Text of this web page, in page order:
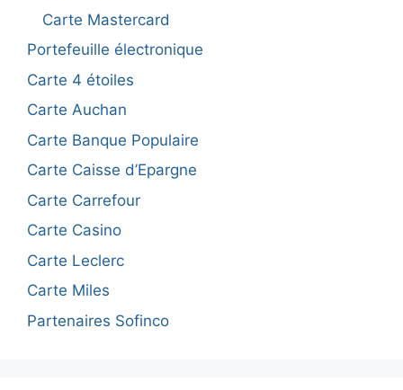
Carte Mastercard
Portefeuille électronique
Carte 4 étoiles
Carte Auchan
Carte Banque Populaire
Carte Caisse d’Epargne
Carte Carrefour
Carte Casino
Carte Leclerc
Carte Miles
Partenaires Sofinco